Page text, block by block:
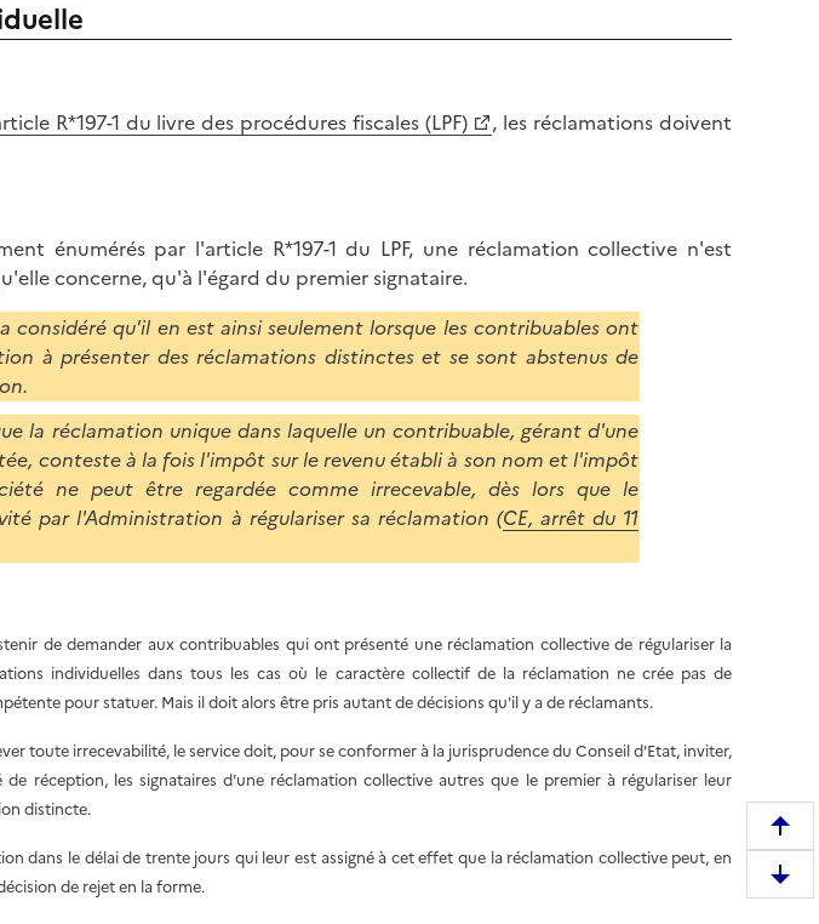
R*197-1 du livre des procédures fiscales (LPF)
, les réclamations doivent
énumérés par l'article R*197-1 du LPF, une réclamation collective n'est
concerne, qu'à l'égard du premier signataire.
considéré qu'il en est ainsi seulement lorsque les contribuables ont
à présenter des réclamations distinctes et se sont abstenus de
la réclamation unique dans laquelle un contribuable, gérant d'une
conteste à la fois l'impôt sur le revenu établi à son nom et l'impôt
ne peut être regardée comme irrecevable, dès lors que le
par l'Administration à régulariser sa réclamation (CE, arrêt du 11
de demander aux contribuables qui ont présenté une réclamation collective de régulariser la
individuelles dans tous les cas où le caractère collectif de la réclamation ne crée pas de
pour statuer. Mais il doit alors être pris autant de décisions qu'il y a de réclamants.
toute irrecevabilité, le service doit, pour se conformer à la jurisprudence du Conseil d'Etat, inviter,
réception, les signataires d'une réclamation collective autres que le premier à régulariser leur
distincte.
dans le délai de trente jours qui leur est assigné à cet effet que la réclamation collective peut, en
de rejet en la forme.
e
m
D